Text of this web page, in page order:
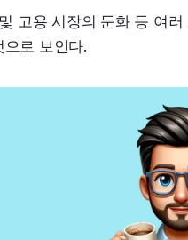
고용 시장의 둔화 등 여
로 보인다.